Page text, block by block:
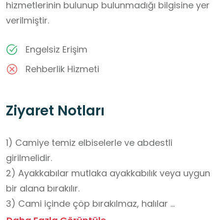
hizmetlerinin bulunup bulunmadığı bilgisine yer
verilmiştir.
Engelsiz Erişim
Rehberlik Hizmeti
Ziyaret Notları
1) Camiye temiz elbiselerle ve abdestli
girilmelidir.
2) Ayakkabılar mutlaka ayakkabılık veya uygun
bir alana bırakılır.
3) Cami içinde çöp bırakılmaz, halılar